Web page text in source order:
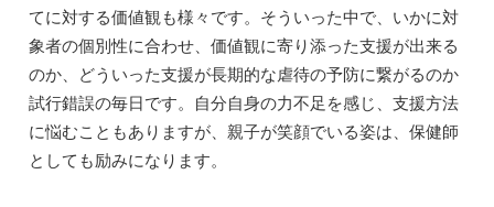
てに対する価値観も様々です。そういった中で、いかに対
象者の個別性に合わせ、価値観に寄り添った支援が出来る
のか、どういった支援が長期的な虐待の予防に繋がるのか
試行錯誤の毎日です。自分自身の力不足を感じ、支援方法
に悩むこともありますが、親子が笑顔でいる姿は、保健師
としても励みになります。